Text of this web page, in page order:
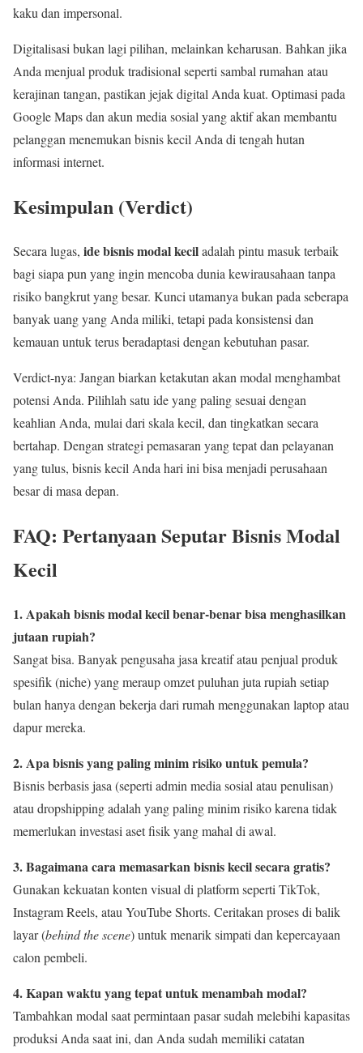
kaku dan impersonal.
Digitalisasi bukan lagi pilihan, melainkan keharusan. Bahkan jika
Anda menjual produk tradisional seperti sambal rumahan atau
kerajinan tangan, pastikan jejak digital Anda kuat. Optimasi pada
Google Maps dan akun media sosial yang aktif akan membantu
pelanggan menemukan bisnis kecil Anda di tengah hutan
informasi internet.
Kesimpulan (Verdict)
Secara lugas, ide bisnis modal keciladalah pintu masuk terbaik
bagi siapa pun yang ingin mencoba dunia kewirausahaan tanpa
risiko bangkrut yang besar. Kunci utamanya bukan pada seberapa
banyak uang yang Anda miliki, tetapi pada konsistensi dan
kemauan untuk terus beradaptasi dengan kebutuhan pasar.
Verdict-nya: Jangan biarkan ketakutan akan modal menghambat
potensi Anda. Pilihlah satu ide yang paling sesuai dengan
keahlian Anda, mulai dari skala kecil, dan tingkatkan secara
bertahap. Dengan strategi pemasaran yang tepat dan pelayanan
yang tulus, bisnis kecil Anda hari ini bisa menjadi perusahaan
besar di masa depan.
FAQ: Pertanyaan Seputar Bisnis Modal
Kecil
1. Apakah bisnis modal kecil benar-benar bisa menghasilkan
jutaan rupiah?
Sangat bisa. Banyak pengusaha jasa kreatif atau penjual produk
spesifik (niche) yang meraup omzet puluhan juta rupiah setiap
bulan hanya dengan bekerja dari rumah menggunakan laptop atau
dapur mereka.
2. Apa bisnis yang paling minim risiko untuk pemula?
Bisnis berbasis jasa (seperti admin media sosial atau penulisan)
atau dropshipping adalah yang paling minim risiko karena tidak
memerlukan investasi aset fisik yang mahal di awal.
3. Bagaimana cara memasarkan bisnis kecil secara gratis?
Gunakan kekuatan konten visual di platform seperti TikTok,
Instagram Reels, atau YouTube Shorts. Ceritakan proses di balik
layar (behind the scene) untuk menarik simpati dan kepercayaan
calon pembeli.
4. Kapan waktu yang tepat untuk menambah modal?
Tambahkan modal saat permintaan pasar sudah melebihi kapasitas
produksi Anda saat ini, dan Anda sudah memiliki catatan